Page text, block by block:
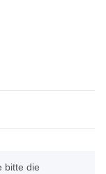
bitte die